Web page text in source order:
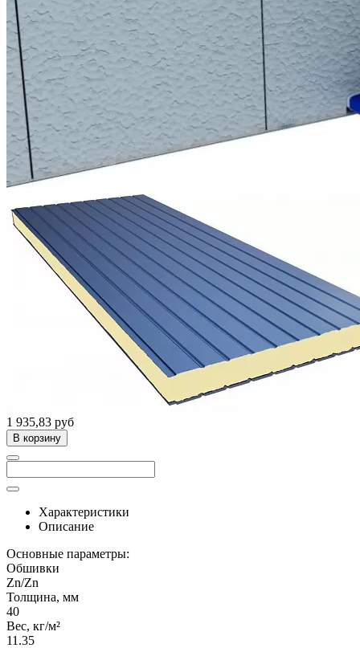
1 935,83 руб
В корзину
Характеристики
Описание
Основные параметры:
Обшивки
Zn/Zn
Толщина, мм
40
Вес, кг/м²
11.35